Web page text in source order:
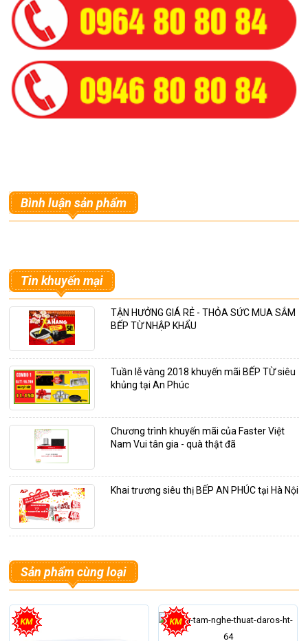
Bình luận sản phẩm
Tin khuyến mại
TẬN HƯỞNG GIÁ RẺ - THỎA SỨC MUA SẮM
BẾP TỪ NHẬP KHẨU
Tuần lễ vàng 2018 khuyến mãi BẾP TỪ siêu
khủng tại An Phúc
Chương trình khuyến mãi của Faster Việt
Nam Vui tân gia - quà thật đã
Khai trương siêu thị BẾP AN PHÚC tại Hà Nội
Sản phẩm cùng loại